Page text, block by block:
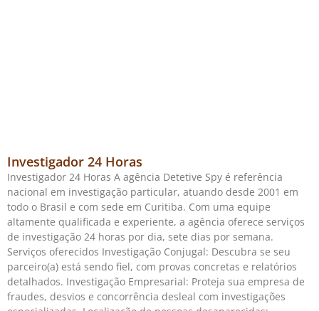
Investigador 24 Horas
Investigador 24 Horas A agência Detetive Spy é referência
nacional em investigação particular, atuando desde 2001 em
todo o Brasil e com sede em Curitiba. Com uma equipe
altamente qualificada e experiente, a agência oferece serviços
de investigação 24 horas por dia, sete dias por semana.
Serviços oferecidos Investigação Conjugal: Descubra se seu
parceiro(a) está sendo fiel, com provas concretas e relatórios
detalhados. Investigação Empresarial: Proteja sua empresa de
fraudes, desvios e concorrência desleal com investigações